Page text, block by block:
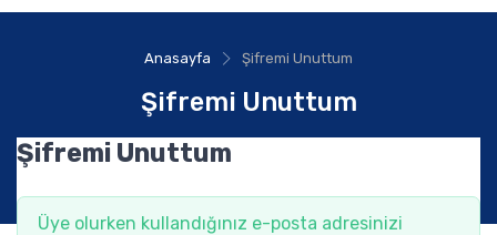
Anasayfa Şifremi Unuttum
Şifremi Unuttum
Şifremi Unuttum
Üye olurken kullandığınız e-posta adresinizi